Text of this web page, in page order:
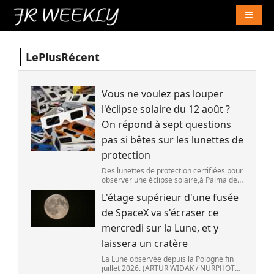
LePlusRécent
Vous ne voulez pas louper
l'éclipse solaire du 12 août ?
On répond à sept questions
pas si bêtes sur les lunettes de
protection
Des lunettes de protection certifiées pour
observer une éclipse solaire,à Palma de
(JAIME REINA )
L'étage supérieur d'une fusée
de SpaceX va s'écraser ce
mercredi sur la Lune, et y
laissera un cratère
La Lune observée depuis la Pologne fin
juillet 2026. (ARTUR WIDAK / NURPHOTO